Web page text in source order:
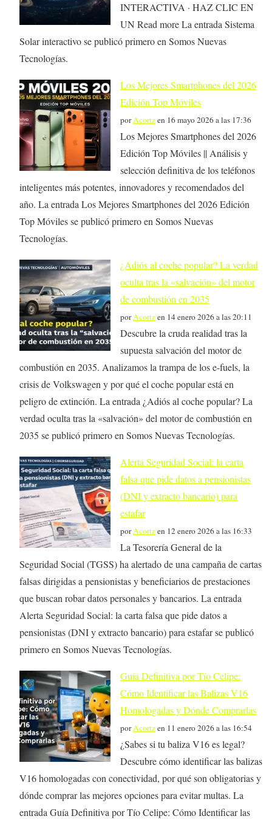
INTERACTIVA · HAZ CLIC EN
UN Read more La entrada Sistema
Solar interactivo se publicó primero en Somos Nuevas
Tecnologías.
Los Mejores Smartphones del 2026
Edición Top Móviles
porAcortzen 16 mayo 2026 a las 17:36
Los Mejores Smartphones del 2026
Edición Top Móviles || Análisis y
selección definitiva de los teléfonos
inteligentes más potentes, innovadores y recomendados del
año. La entrada Los Mejores Smartphones del 2026 Edición
Top Móviles se publicó primero en Somos Nuevas
Tecnologías.
¿Adiós al coche popular? La verdad
oculta tras la «salvación» del motor
de combustión en 2035
porAcortzen 14 enero 2026 a las 20:11
Descubre la cruda realidad tras la
supuesta salvación del motor de
combustión en 2035. Analizamos la trampa de los e-fuels, la
crisis de Volkswagen y por qué el coche popular está en
peligro de extinción. La entrada ¿Adiós al coche popular? La
verdad oculta tras la «salvación» del motor de combustión en
2035 se publicó primero en Somos Nuevas Tecnologías.
Alerta Seguridad Social: la carta
falsa que pide datos a pensionistas
(DNI y extracto bancario) para
estafar
porAcortzen 12 enero 2026 a las 16:33
La Tesorería General de la
Seguridad Social (TGSS) ha alertado de una campaña de cartas
falsas dirigidas a pensionistas y beneficiarios de prestaciones
que buscan robar datos personales y bancarios. La entrada
Alerta Seguridad Social: la carta falsa que pide datos a
pensionistas (DNI y extracto bancario) para estafar se publicó
primero en Somos Nuevas Tecnologías.
Guía Definitiva por Tío Celipe:
Cómo Identificar las Balizas V16
Homologadas y Dónde Comprarlas
porAcortzen 11 enero 2026 a las 16:54
¿Sabes si tu baliza V16 es legal?
Descubre cómo identificar las balizas
V16 homologadas con conectividad, por qué son obligatorias y
dónde comprar las mejores opciones para evitar multas. La
entrada Guía Definitiva por Tío Celipe: Cómo Identificar las